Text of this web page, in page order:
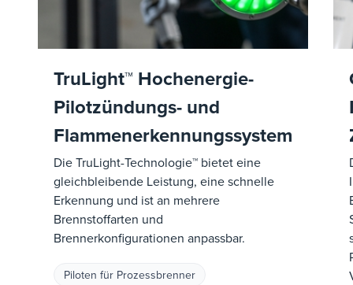
TruLight™ Hochenergie-
Pilotzündungs- und
Flammenerkennungssystem
Die TruLight-Technologie™ bietet eine
gleichbleibende Leistung, eine schnelle
Erkennung und ist an mehrere
Brennstoffarten und
Brennerkonfigurationen anpassbar.
Piloten für Prozessbrenner